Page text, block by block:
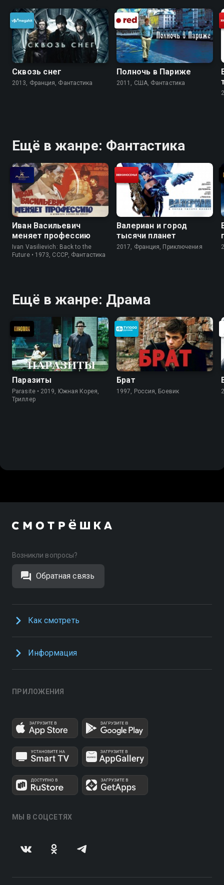
Сквозь снег
2013, Франция, Фантастика
Полночь в Париже
2011, США, Фантастика
Ещё в жанре: Фантастика
Иван Васильевич
меняет профессию
Ivan Vasilievich: Back to the
Future • 1973, СССР, Фантастика
Валериан и город
тысячи планет
2017, Франция, Приключения
Ещё в жанре: Драма
Паразиты
Parasite • 2019, Южная Корея,
Триллер
Брат
1997, Россия, Боевик
Возникли вопросы?
Обратная связь
Как смотреть
Информация
ПРИЛОЖЕНИЯ
МЫ В СОЦСЕТЯХ